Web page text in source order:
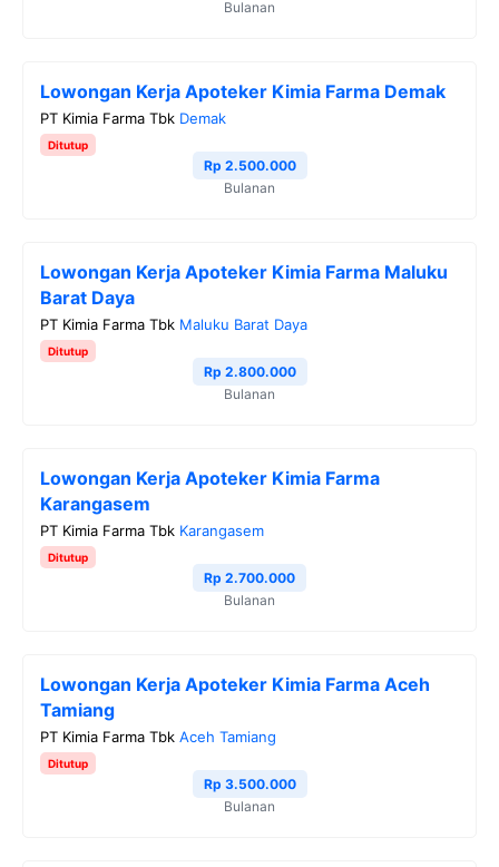
Bulanan
Lowongan Kerja Apoteker Kimia Farma Demak
PT Kimia Farma Tbk Demak
Ditutup
Rp 2.500.000
Bulanan
Lowongan Kerja Apoteker Kimia Farma Maluku
Barat Daya
PT Kimia Farma Tbk Maluku Barat Daya
Ditutup
Rp 2.800.000
Bulanan
Lowongan Kerja Apoteker Kimia Farma
Karangasem
PT Kimia Farma Tbk Karangasem
Ditutup
Rp 2.700.000
Bulanan
Lowongan Kerja Apoteker Kimia Farma Aceh
Tamiang
PT Kimia Farma Tbk Aceh Tamiang
Ditutup
Rp 3.500.000
Bulanan